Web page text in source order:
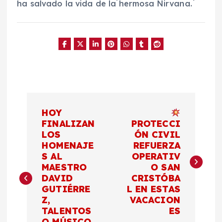
ha salvado la vida de la hermosa Nirvana.
e
HOY
FINALIZAN
LOS
HOMENAJE
S AL
MAESTRO
DAVID
GUTIÉRRE
Z,
TALENTOS
PROTECCI
ÓN CIVIL
REFUERZA
OPERATIV
O SAN
CRISTÓBA
L EN ESTAS
VACACION
ES